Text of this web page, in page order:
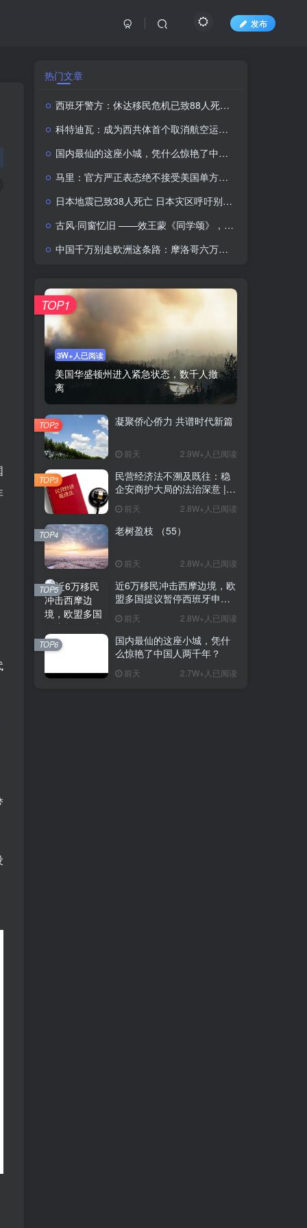
发布
热门文章
西班牙警方：休达移民危机已致88人死亡，超7万人返回摩洛哥
科特迪瓦：成为西共体首个取消航空运输税的成员国
国内最仙的这座小城，凭什么惊艳了中国人两千年？
马里：官方严正表态绝不接受美国单方面军事干预
日本地震已致38人死亡 日本灾区呼吁别送千纸鹤了
古风·同窗忆旧 ——效王蒙《同学颂》，忆六七十年代同窗岁月
中国千万别走欧洲这条路：摩洛哥六万偷渡大军爆破西班牙，欧洲移民问题何解？
3W+人已阅读
美国华盛顿州进入紧急状态，数千人撤
离
TOP1
凝聚侨心侨力 共谱时代新篇
前天 2.9W+人已阅读
TOP2
民营经济法不溯及既往：稳
企安商护大局的法治深意 |
前天 2.8W+人已阅读
TOP3
老树盈枝 （55）
前天 2.8W+人已阅读
TOP4
近6万移民冲击西摩边境，欧
盟多国提议暂停西班牙申根
前天 2.8W+人已阅读
TOP5
国内最仙的这座小城，凭什
么惊艳了中国人两千年？
前天 2.7W+人已阅读
TOP6